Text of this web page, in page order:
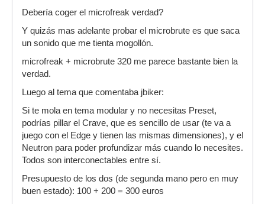
Debería coger el microfreak verdad?
Y quizás mas adelante probar el microbrute es que saca
un sonido que me tienta mogollón.
microfreak + microbrute 320 me parece bastante bien la
verdad.
Luego al tema que comentaba jbiker:
Si te mola en tema modular y no necesitas Preset,
podrías pillar el Crave, que es sencillo de usar (te va a
juego con el Edge y tienen las mismas dimensiones), y el
Neutron para poder profundizar más cuando lo necesites.
Todos son interconectables entre sí.
Presupuesto de los dos (de segunda mano pero en muy
buen estado): 100 + 200 = 300 euros